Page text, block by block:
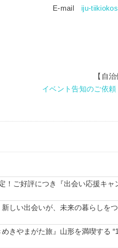
E-mail iju-
【自
イベント告知のご依
！ご好評につき『出会い応援キ
新しい出会いが、未来の暮らしを
めきやまがた旅』山形を満喫する